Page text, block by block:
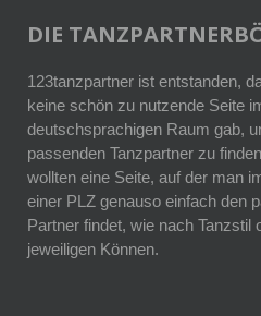
DIE
123tanzpartner ist entstanden,
keine schön zu nutzende Seite
deutschsprachigen Raum gab,
passenden Tanzpartner zu
wollten eine Seite, auf der man
einer PLZ genauso einfach den
Partner findet, wie nach Tanzstil
jeweiligen Können.